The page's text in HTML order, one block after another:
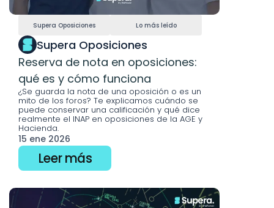
Supera Oposiciones Lo más leído
Supera Oposiciones
Reserva de nota en oposiciones:
qué es y cómo funciona
¿Se guarda la nota de una oposición o es un
mito de los foros? Te explicamos cuándo se
puede conservar una calificación y qué dice
realmente el INAP en oposiciones de la AGE y
Hacienda.
15 ene 2026
Leer más